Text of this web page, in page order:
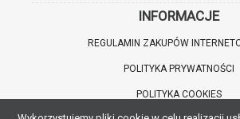
INFORMACJE
REGULAMIN ZAKUPÓW
POLITYKA PRYWATNOŚCI
POLITYKA COOKIES